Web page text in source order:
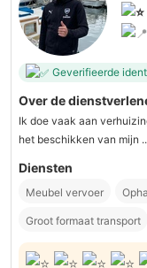
Geverifieerde
Over de
Ik doe vaak aan
het beschikken van mijn
Diensten
Meubel vervoer
Groot formaat transport